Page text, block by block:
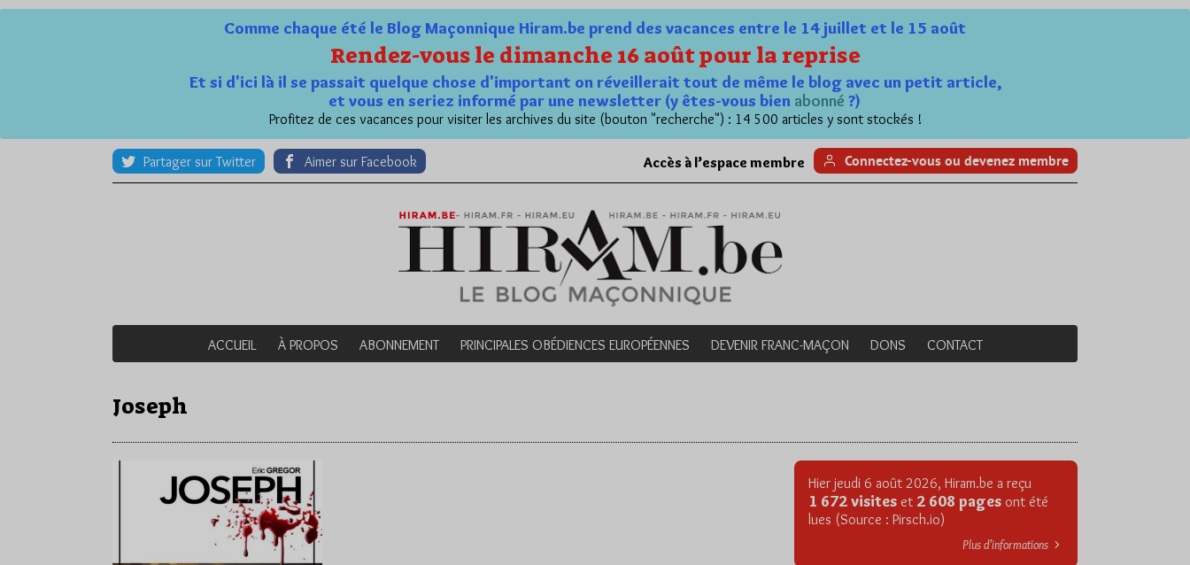
Comme chaque été le Blog Maçonnique Hiram.be prend des vacances entre le 14 juillet et le 15 août
Rendez-vous le dimanche 16 août pour la reprise
Et si d'ici là il se passait quelque chose d'important on réveillerait tout de même le blog avec un petit article,
et vous en seriez informé par une newsletter (y êtes-vous bien abonné ?)
Profitez de ces vacances pour visiter les archives du site (bouton "recherche") : 14 500 articles y sont stockés !
Partager sur Twitter Aimer sur Facebook Accès à l’espace membre Connectez-vous ou devenez membre
ACCUEIL À PROPOS ABONNEMENT PRINCIPALES OBÉDIENCES EUROPÉENNES DEVENIR FRANC-MAÇON DONS CONTACT
Joseph
Hier jeudi 6 août 2026, Hiram.be a reçu
1 672 visites et 2 608 pages ont été
lues (Source : Pirsch.io)
Plus d’informations